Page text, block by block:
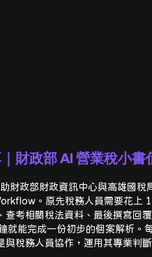
財政部 AI 營業稅小書
財政部財政資訊中心與高雄國稅
。原先稅務人員需要花上
查考相關稅法資料、最後撰寫回
就能完成一份初步的個案解析。
與稅務人員協作，運用其專業判